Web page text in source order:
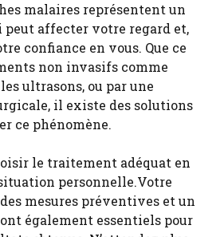
malaires représentent un
affecter votre regard et,
confiance en vous. Que ce
non invasifs comme
ultrasons, ou par une
il existe des solutions
ce phénomène.
le traitement adéquat en
personnelle.Votre
mesures préventives et un
également essentiels pour